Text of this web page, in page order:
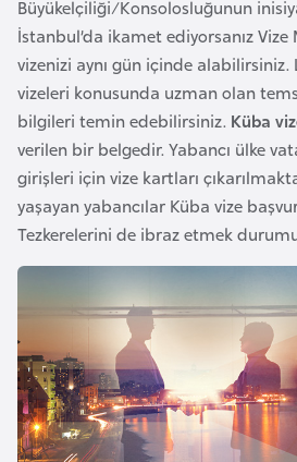
Büyükelçiliği/Konsolosluğunun
İstanbul’da ikamet ediyorsanız Vize
vizenizi aynı gün içinde
vizeleri konusunda uzman olan
bilgileri temin edebilirsiniz. Küba
verilen bir belgedir. Yabancı ülke
girişleri için vize kartları
yaşayan yabancılar Küba vize
Tezkerelerini de ibraz etmek
e
ş
B
e
l
a
r
u
s
e
l
ç
i